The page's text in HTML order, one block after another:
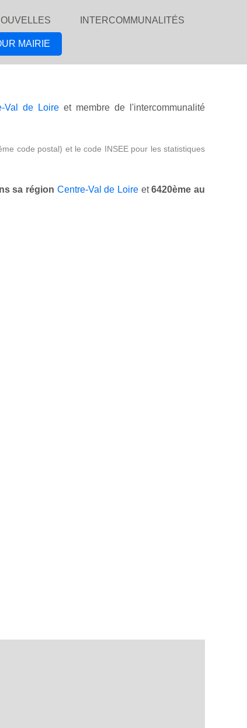
INTERCOMMUNALITÉS
MAIRIE
Val de Loire et membre de l'intercommunalité
code postal) et le code INSEE pour les statistiques
sa région Centre-Val de Loire et6420ème au